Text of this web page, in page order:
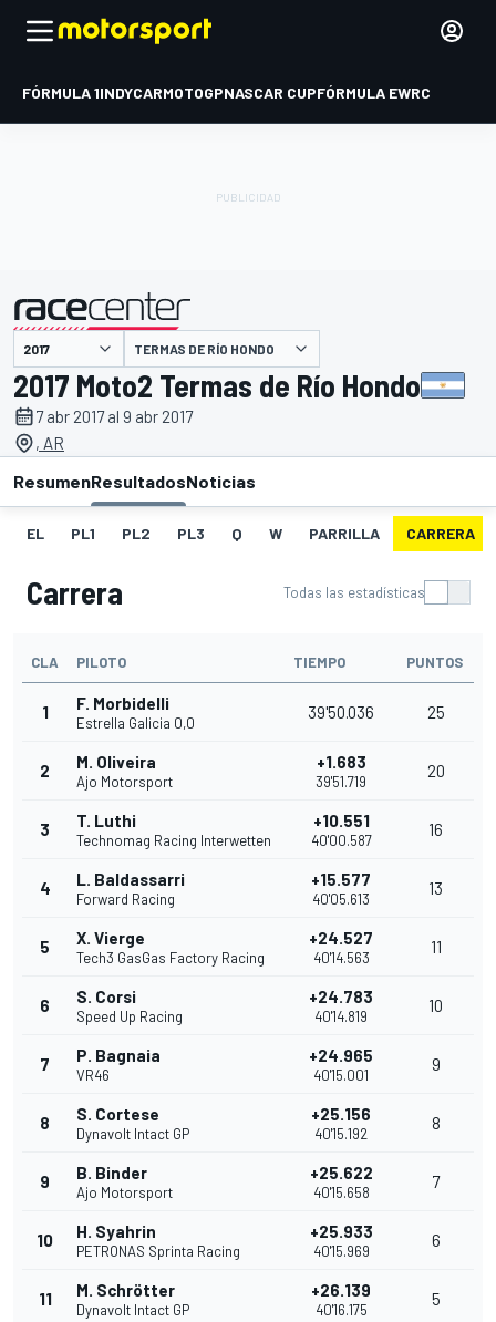
FÓRMULA 1INDYCARMOTOGPNASCAR CUPFÓRMULA EWRC
presentado por TERMAS DE RÍO HONDO
2017 Moto2 Termas de Río Hondo
7 abr 2017 al 9 abr 2017
, AR
ResumenResultadosNoticias
EL PL1 PL2 PL3 Q W PARRILLA CARRERA
Carrera Todas las estadísticas
CLA PILOTO TIEMPO PUNTOS
1 F. Morbidelli
Estrella Galicia 0,0
39'50.036 25
2 M. Oliveira
Ajo Motorsport
+1.683
39'51.719
20
3 T. Luthi
Technomag Racing Interwetten
+10.551
40'00.587
16
4 L. Baldassarri
Forward Racing
+15.577
40'05.613
13
5 X. Vierge
Tech3 GasGas Factory Racing
+24.527
40'14.563
11
6 S. Corsi
Speed Up Racing
+24.783
40'14.819
10
7 P. Bagnaia
VR46
+24.965
40'15.001
9
8 S. Cortese
Dynavolt Intact GP
+25.156
40'15.192
8
9 B. Binder
Ajo Motorsport
+25.622
40'15.658
7
10 H. Syahrin
PETRONAS Sprinta Racing
+25.933
40'15.969
6
11 M. Schrötter
Dynavolt Intact GP
+26.139
40'16.175
5